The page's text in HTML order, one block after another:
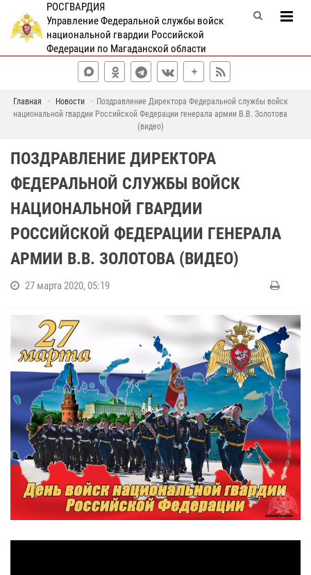
РОСГВАРДИЯ
Управление Федеральной службы войск
национальной гвардии Российской
Федерации по Магаданской области
Главная Новости
Поздравление Директора Федеральной службы войск
национальной гвардии Российской Федерации генерала армии В.В. Золотова
(видео)
ПОЗДРАВЛЕНИЕ ДИРЕКТОРА
ФЕДЕРАЛЬНОЙ СЛУЖБЫ ВОЙСК
НАЦИОНАЛЬНОЙ ГВАРДИИ
РОССИЙСКОЙ ФЕДЕРАЦИИ ГЕНЕРАЛА
АРМИИ В.В. ЗОЛОТОВА (ВИДЕО)
27 марта 2020, 05:19